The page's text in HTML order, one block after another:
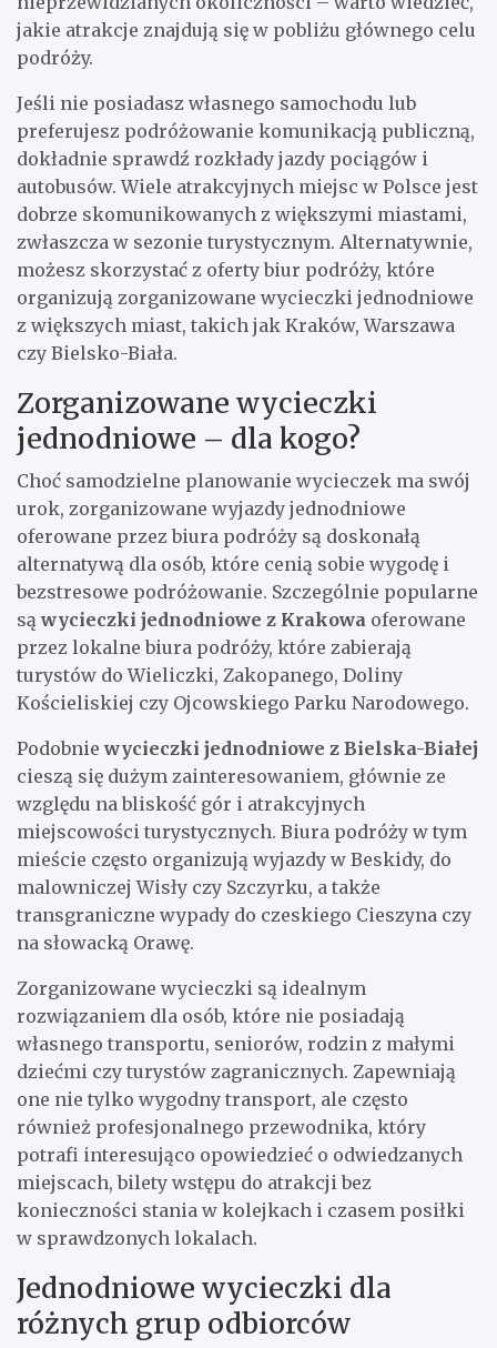
jakie atrakcje znajdują się w pobliżu głównego celu
podróży.
Jeśli nie posiadasz własnego samochodu lub
preferujesz podróżowanie komunikacją publiczną,
dokładnie sprawdź rozkłady jazdy pociągów i
autobusów. Wiele atrakcyjnych miejsc w Polsce jest
dobrze skomunikowanych z większymi miastami,
zwłaszcza w sezonie turystycznym. Alternatywnie,
możesz skorzystać z oferty biur podróży, które
organizują zorganizowane wycieczki jednodniowe
z większych miast, takich jak Kraków, Warszawa
czy Bielsko-Biała.
Zorganizowane wycieczki
jednodniowe – dla kogo?
Choć samodzielne planowanie wycieczek ma swój
urok, zorganizowane wyjazdy jednodniowe
oferowane przez biura podróży są doskonałą
alternatywą dla osób, które cenią sobie wygodę i
bezstresowe podróżowanie. Szczególnie popularne
sąwycieczki jednodniowe z Krakowa oferowane
przez lokalne biura podróży, które zabierają
turystów do Wieliczki, Zakopanego, Doliny
Kościeliskiej czy Ojcowskiego Parku Narodowego.
Podobniewycieczki jednodniowe z Bielska-Białej
cieszą się dużym zainteresowaniem, głównie ze
względu na bliskość gór i atrakcyjnych
miejscowości turystycznych. Biura podróży w tym
mieście często organizują wyjazdy w Beskidy, do
malowniczej Wisły czy Szczyrku, a także
transgraniczne wypady do czeskiego Cieszyna czy
na słowacką Orawę.
Zorganizowane wycieczki są idealnym
rozwiązaniem dla osób, które nie posiadają
własnego transportu, seniorów, rodzin z małymi
dziećmi czy turystów zagranicznych. Zapewniają
one nie tylko wygodny transport, ale często
również profesjonalnego przewodnika, który
potrafi interesująco opowiedzieć o odwiedzanych
miejscach, bilety wstępu do atrakcji bez
konieczności stania w kolejkach i czasem posiłki
w sprawdzonych lokalach.
Jednodniowe wycieczki dla
różnych grup odbiorców